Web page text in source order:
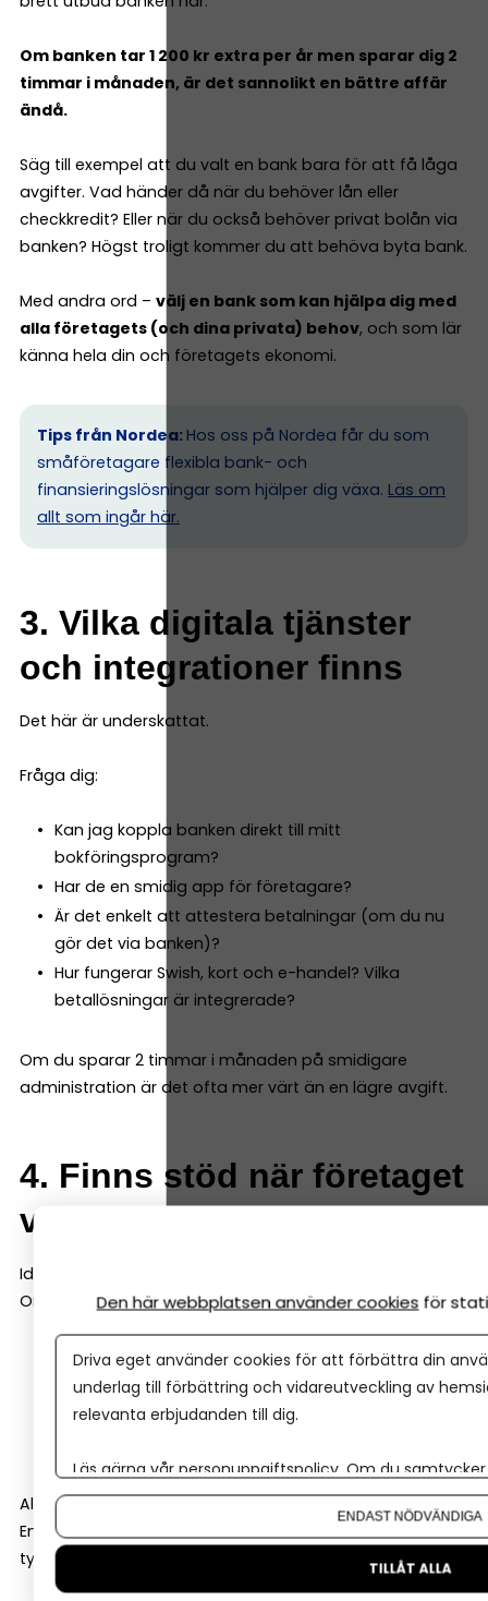
Om banken tar 1 200 kr extra per år men sparar dig 2
timmar i månaden, är det sannolikt en bättre affär
ändå.
Säg till exempel att du valt en bank bara för att få låga
avgifter. Vad händer då när du behöver lån eller
checkkredit? Eller när du också behöver privat bolån via
banken? Högst troligt kommer du att behöva byta bank.
Med andra ord – välj en bank som kan hjälpa dig med
alla företagets (och dina privata) behov, och som lär
känna hela din och företagets ekonomi.
Tips från Nordea: Hos oss på Nordea får du som
småföretagare flexibla bank- och
finansieringslösningar som hjälper dig växa. Läs om
allt som ingår här.
3. Vilka digitala tjänster
och integrationer finns
Det här är underskattat.
Fråga dig:
Kan jag koppla banken direkt till mitt
bokföringsprogram?
Har de en smidig app för företagare?
Är det enkelt att attestera betalningar (om du nu
gör det via banken)?
Hur fungerar Swish, kort och e-handel? Vilka
betallösningar är integrerade?
Om du sparar 2 timmar i månaden på smidigare
administration är det ofta mer värt än en lägre avgift.
4. Finns stöd när företaget
växer?
Idag kanske du bara behöver ett konto.
Om två år kanske du behöver:
Checkkredit
Företagslån
Leasing
Alla banker är inte lika företagsinriktade.
En del är starka på bolån och privatkunder. Andra har
tydligare fokus på småföretag.
Den här webbplatsen använder cookies för
Driva eget använder cookies för att förbättra din
underlag till förbättring och vidareutveckling av
relevanta erbjudanden till dig.
Läs gärna vår personuppgiftspolicy. Om du
Om du vill ändra ditt val i efterhand hittar du den
ENDAST NÖDVÄNDIGA
TILLÅT ALLA